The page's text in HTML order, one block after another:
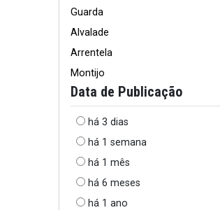
Guarda
Alvalade
Arrentela
Montijo
Data de Publicação
há 3 dias
há 1 semana
há 1 mês
há 6 meses
há 1 ano